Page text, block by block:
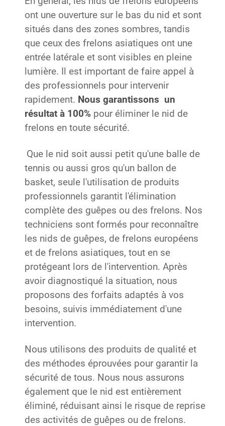
ont une ouverture sur le bas du nid et sont
situés dans des zones sombres, tandis
que ceux des frelons asiatiques ont une
entrée latérale et sont visibles en pleine
lumière. Il est important de faire appel à
des professionnels pour intervenir
rapidement. Nous garantissons un
résultat à 100% pour éliminer le nid de
frelons en toute sécurité.
Que le nid soit aussi petit qu'une balle de
tennis ou aussi gros qu'un ballon de
basket, seule l'utilisation de produits
professionnels garantit l'élimination
complète des guêpes ou des frelons. Nos
techniciens sont formés pour reconnaître
les nids de guêpes, de frelons européens
et de frelons asiatiques, tout en se
protégeant lors de l'intervention. Après
avoir diagnostiqué la situation, nous
proposons des forfaits adaptés à vos
besoins, suivis immédiatement d'une
intervention.
Nous utilisons des produits de qualité et
des méthodes éprouvées pour garantir la
sécurité de tous. Nous nous assurons
également que le nid est entièrement
éliminé, réduisant ainsi le risque de reprise
des activités de guêpes ou de frelons.